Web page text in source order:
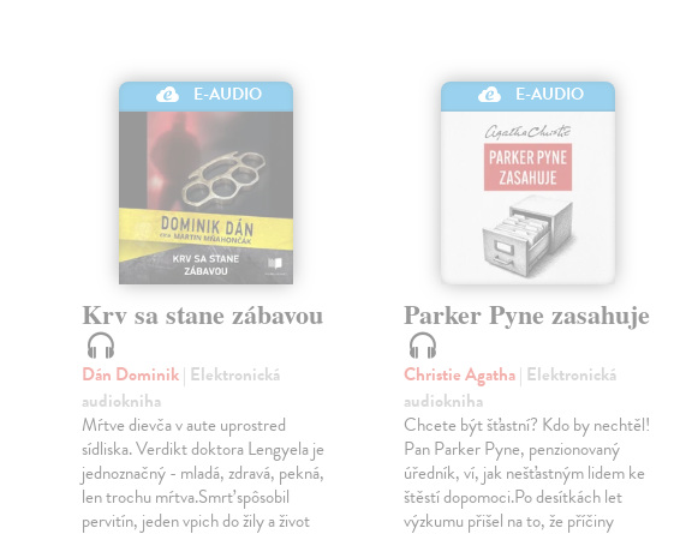
E-AUDIO
Krv sa stane zábavou
Dán Dominik| Elektronická
audiokniha
Mŕtve dievča v aute uprostred
sídliska. Verdikt doktora Lengyela je
jednoznačný - mladá, zdravá, pekná,
len trochu mŕtva.Smrť spôsobil
pervitín, jeden vpich do žily a život
E-AUDIO
Parker Pyne zasahuje
Christie Agatha| Elektronická
audiokniha
Chcete být šťastní? Kdo by nechtěl!
Pan Parker Pyne, penzionovaný
úředník, ví, jak nešťastným lidem ke
štěstí dopomoci.Po desítkách let
výzkumu přišel na to, že příčiny